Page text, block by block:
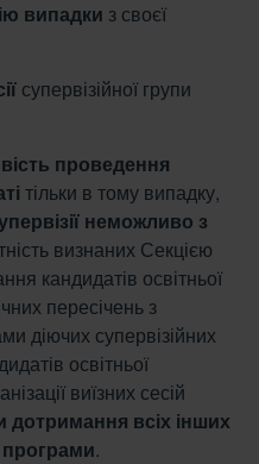
випадки з своєї
супервізійної групи
проведення
тільки в тому випадку,
неможливо з
визнаних Секцією
кандидатів освітньої
пересічень з
діючих супервізійних
освітньої
виїзних сесій
дотримання всіх інших
програми.